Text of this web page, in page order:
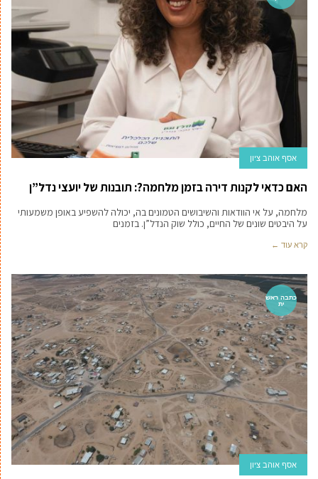
אסף אוהב ציון
האם כדאי לקנות דירה בזמן מלחמה?: תובנות של יועצי נדל”ן
מלחמה, על אי הוודאות והשיבושים הטמונים בה, יכולה להשפיע באופן משמעותי
על היבטים שונים של החיים, כולל שוק הנדל”ן. בזמנים
קרא עוד ←
כתבה ראש
ית
אסף אוהב ציון